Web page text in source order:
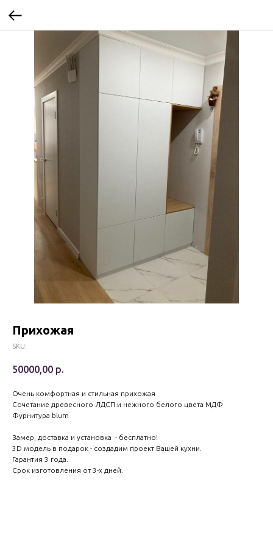
Прихожая
SKU:
50000,00 р.
Очень комфортная и стильная прихожая
Сочетание древесного ЛДСП и нежного белого цвета МДФ
Фурнитура blum
Замер, доставка и установка - бесплатно!
3D модель в подарок - создадим проект Вашей кухни.
Гарантия 3 года.
Срок изготовления от 3-х дней.